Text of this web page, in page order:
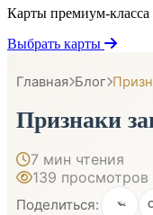
Карты премиум-
Выбрать карты
Главная Блог
Признаки
7 мин чтения
139 просмотров
Поделиться: